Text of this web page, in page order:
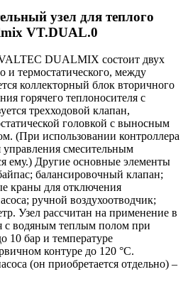
узел для теплого
VT.DUAL.0
DUALMIX состоит двух
и термостатического, между
коллекторный блок вторичного
горячего теплоносителя с
трехходовой клапан,
головкой с выносным
(При использовании контроллера
смесительным
ему.) Другие основные элементы
балансировочный клапан;
краны для отключения
ручной воздухоотводчик;
Узел рассчитан на применение в
c водяным теплым полом при
10 бар и температуре
контуре до 120 °С.
(он приобретается отдельно) –